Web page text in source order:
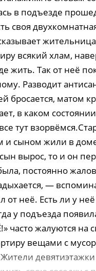
в подъезде
своя
всякий хлам,
жить. Так от неё
Разводит
бросается, матом
в каком
тут
и сыном жили в
вырос, то и он
постоянно
—
от неё. Есть ли у
у подъезда
часто жалуются на
вещами с